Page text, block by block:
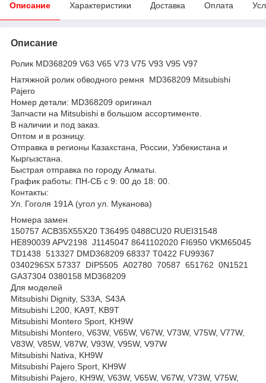
Описание Характеристики Доставка Оплата
Описание
Ролик MD368209 V63 V65 V73 V75 V93 V95 V97
Натяжной ролик обводного ремня MD368209 Mitsubishi
Pajero
Номер детали: MD368209 оригинал
Запчасти на Mitsubishi в большом ассортименте.
В наличии и под заказ.
Оптом и в розницу.
Отправка в регионы Казахстана, России, Узбекистана и
Кыргызстана.
Быстрая отправка по городу Алматы.
График работы: ПН-СБ с 9: 00 до 18: 00.
Контакты:
Ул. Гоголя 191А (угол ул. Муканова)
Номера замен
150757 ACB35X55X20 T36495 0488CU20 RUEI31548
HE890039 APV2198 J1145047 8641102020 FI6950 VKM65045
TD1438 513327 DMD368209 68337 T0422 FU99367
0340296SX 57337 DIP5505 A02780 70587 651762 0N1521
GA37304 0380158 MD368209
Для моделей
Mitsubishi Dignity, S33A, S43A
Mitsubishi L200, KA9T, KB9T
Mitsubishi Montero Sport, KH9W
Mitsubishi Montero, V63W, V65W, V67W, V73W, V75W, V77W,
V83W, V85W, V87W, V93W, V95W, V97W
Mitsubishi Nativa, KH9W
Mitsubishi Pajero Sport, KH9W
Mitsubishi Pajero, KH9W, V63W, V65W, V67W, V73W, V75W,